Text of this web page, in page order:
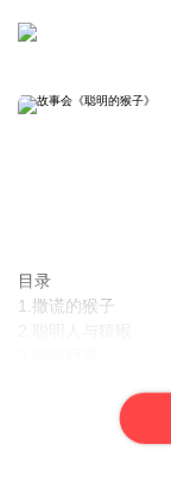
目录
1.撒谎的猴子